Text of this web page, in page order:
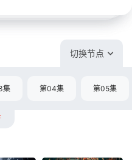
切换节点
集 第04集 第05集